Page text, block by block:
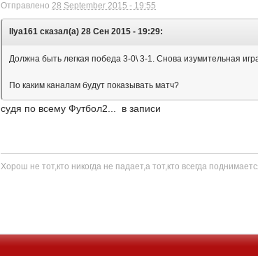
Отправлено28 September 2015 - 19:55
Ilya161 сказал(а) 28 Сен 2015 - 19:29:
Должна быть легкая победа 3-0\ 3-1. Снова изумительная
По каким каналам будут показывать матч?
судя по всему Футбол2... в записи
Хорош не тот,кто никогда не падает,а тот,кто всегда